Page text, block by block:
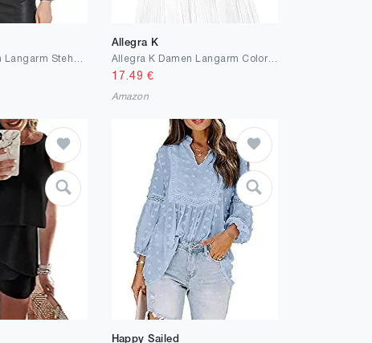
Allegra K
Allegra K Damen Langarm Colorblock Crochet Spitze Blumen Top Bluse
17.49 €
Amazon
Happy Sailed